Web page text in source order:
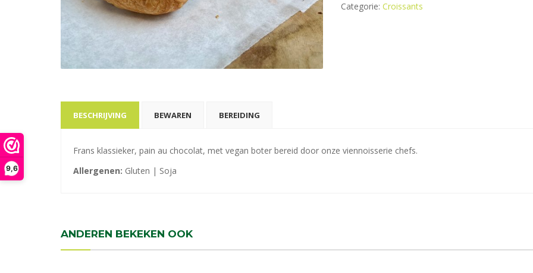
9,6
Categorie: Croissants
BESCHRIJVING BEWAREN BEREIDING
Frans klassieker, pain au chocolat, met vegan boter bereid door onze viennoisserie chefs.
Allergenen: Gluten | Soja
ANDEREN BEKEKEN OOK